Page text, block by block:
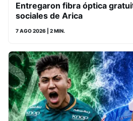
Entregaron fibra óptica
sociales de Arica
7 AGO 2026 | 2 MIN.